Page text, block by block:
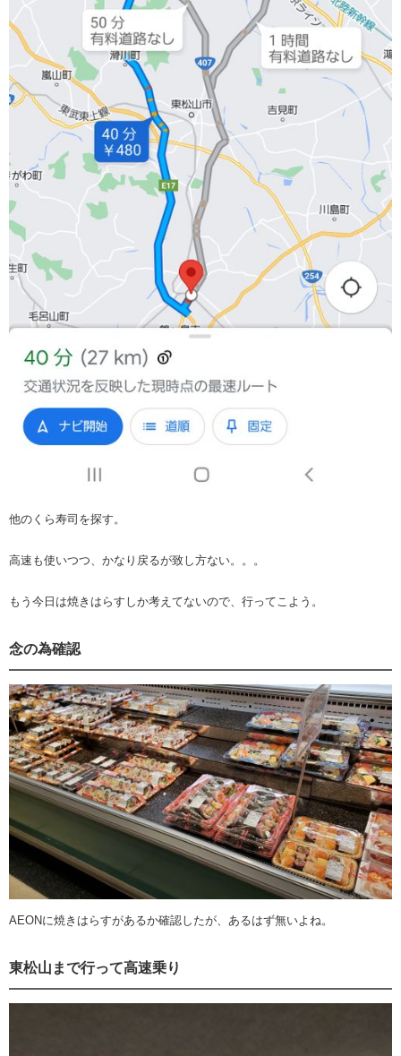
他のくら寿司を探す。
高速も使いつつ、かなり戻るが致し方ない。。。
もう今日は焼きはらすしか考えてないので、行ってこよう。
念の為確認
AEONに焼きはらすがあるか確認したが、あるはず無いよね。
東松山まで行って高速乗り